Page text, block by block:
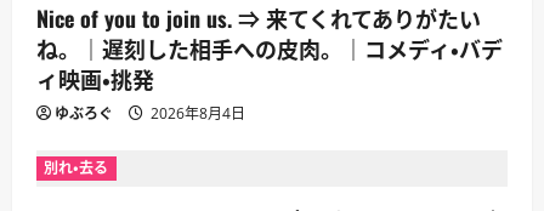
Nice of you to join us. ⇒ 来てくれてありがたい
ね。｜遅刻した相手への皮肉。｜コメディ・バデ
ィ映画・挑発
ゆぶろぐ 2026年8月4日
別れ・去る